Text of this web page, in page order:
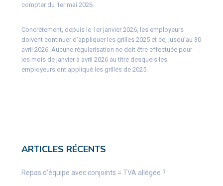
compter du 1er mai 2026.
Concrètement, depuis le 1er janvier 2026, les employeurs
doivent continuer d’appliquer les grilles 2025 et ce, jusqu’au 30
avril 2026. Aucune régularisation ne doit être effectuée pour
les mois de janvier à avril 2026 au titre desquels les
employeurs ont appliqué les grilles de 2025.
ARTICLES RÉCENTS
Repas d’équipe avec conjoints = TVA allégée ?